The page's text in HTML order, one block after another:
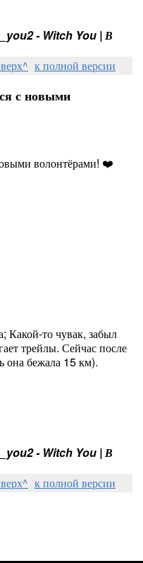
- Witch You | В
к полной версии
с новыми
волонтёрами! ❤️
Какой-то чувак, забыл
трейлы. Сейчас после
она бежала 15 км).
- Witch You | В
к полной версии